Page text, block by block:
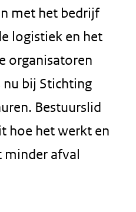
met het bedrijf
logistiek en het
organisatoren
nu bij Stichting
Bestuurslid
hoe het werkt en
minder afval